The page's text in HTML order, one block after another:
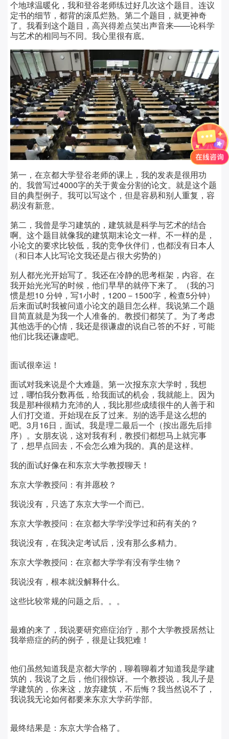
个地球温暖化，我和登谷老师练过好几次这个题目。连议
定书的细节，都背的滚瓜烂熟。第二个题目，就更神奇
了。我看到这个题目，高兴得差点笑出声音来——论科学
与艺术的相同与不同。我心里很有底。
第一，在京都大学登谷老师的课上，我的发表是很用功
的。我曾写过4000字的关于黄金分割的论文。就是这个题
目的典型例子。我可以写这个，但是容易和别人重复，容
易没有新意。
第二，我曾是学习建筑的，建筑就是科学与艺术的结合
啊。这个题目就像我的建筑期末论文一样。不一样的是，
小论文的要求比较低，我的竞争伙伴们，也都没有日本人
（和日本人比写论文我还是占很大劣势的）
别人都光光开始写了。我还在冷静的思考框架，内容。在
我开始光光写的时候，他们早早的就停下来了。（我的习
惯是想10 分钟，写1小时，1200－1500字，检查5分钟）
后来面试时我被问道小论文的题目怎么样。我说第二个题
目简直就是为我一个人准备的。教授们都笑了。为了考虑
其他选手的心情，我还是很谦虚的说自己答的不好，可能
他们比我还谦虚吧。
面试很幸运！
面试对我来说是个大难题。第一次报东京大学时，我想
过，哪怕我分数再低，给我面试的机会，我就能上。因为
我是那种很精力充沛的人，我比那些成绩很牛的人善于和
人们打交道。开始现在反了过来。别的选手是这么想的
吧。3月16日，面试。我是理二最后一个（按出愿先后排
序）。女朋友说，这对我有利，教授们都想马上就完事
了，想早点回去，不会怎么难为我的。真的是这样。
我的面试好像在和东京大学教授聊天！
东京大学教授问：有并愿校？
我说没有，只选了东京大学一个而已。
东京大学教授问：在京都大学学没学过和药有关的？
我说没有，在我决定考试后，没有那么多精力。
东京大学教授问：在京都大学学有没有学生物？
我说没有，根本就没解释什么。
这些比较常规的问题之后。。。
最难的来了，我说要研究癌症治疗，那个大学教授居然让
我举癌症的药的例子，很是让我犯难！
他们虽然知道我是京都大学的，聊着聊着才知道我是学建
筑的，我说了之后，他们很惊讶。一个教授说，我儿子是
学建筑的，你来这，放弃建筑，不后悔？我当然说不了，
我说我无论如何都要来东京大学药学部。
最终结果是：东京大学合格了。